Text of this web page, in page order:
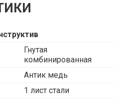
Гнутая
комбинированная
Антик медь
1 лист стали